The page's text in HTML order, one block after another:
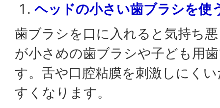
ヘッドの小さい歯ブラシを使
歯ブラシを口に入れると気持ち
が小さめの歯ブラシや子ども用
す。舌や口腔粘膜を刺激しにく
すくなります。